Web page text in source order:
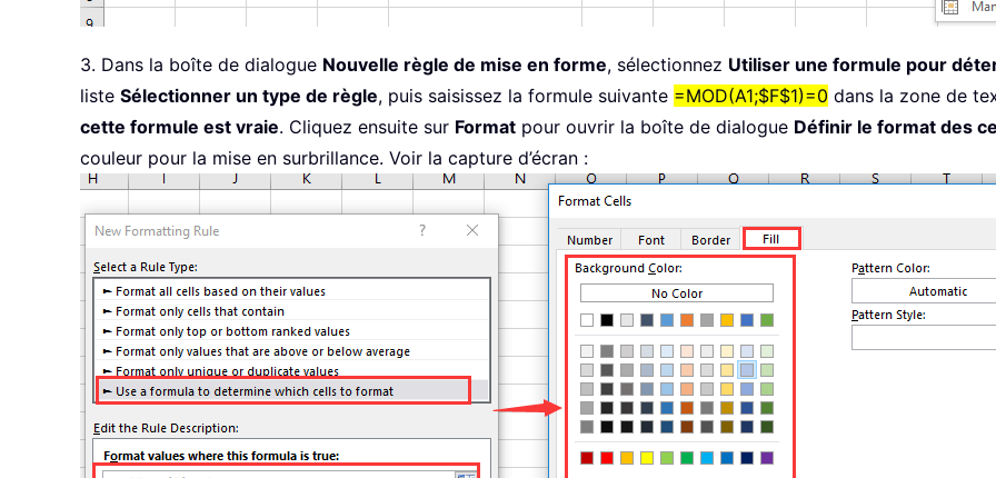
3. Dans la boîte de dialogue Nouvelle règle de mise en forme, sélectionnez Utiliser une formule pour
liste Sélectionner un type de règle, puis saisissez la formule suivante =MOD(A1;$F$1)=0 dans la zone de
cette formule est vraie. Cliquez ensuite sur Format pour ouvrir la boîte de dialogue Définir le format des
couleur pour la mise en surbrillance. Voir la capture d’écran :